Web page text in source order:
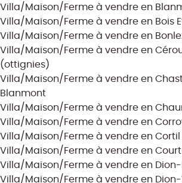
Villa/Maison/Ferme à vendre en
Villa/Maison/Ferme à vendre en Bois
Villa/Maison/Ferme à vendre en
Villa/Maison/Ferme à vendre en
(ottignies)
Villa/Maison/Ferme à vendre en
Blanmont
Villa/Maison/Ferme à vendre en
Villa/Maison/Ferme à vendre en
Villa/Maison/Ferme à vendre en Cortil
Villa/Maison/Ferme à vendre en
Villa/Maison/Ferme à vendre en
Villa/Maison/Ferme à vendre en